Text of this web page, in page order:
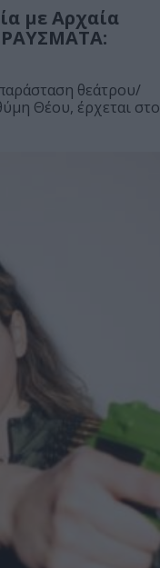
με Αρχαία
θεάτρου/
Θέου, έρχεται στο